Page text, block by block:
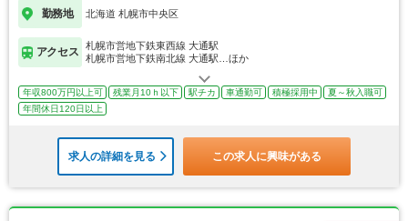
勤務地 北海道 札幌市中央区
アクセス
札幌市営地下鉄東西線 大通駅
札幌市営地下鉄南北線 大通駅…ほか
年収800万円以上可 残業月10ｈ以下 駅チカ 車通勤可 積極採用中
夏～秋入職可
年間休日120日以上
求人の詳細を見る この求人に興味がある